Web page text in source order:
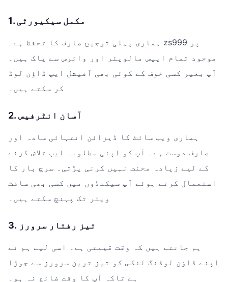
1. مکمل سیکیورٹی
ہماری پہلی ترجیح صارف کا تحفظ ہے۔ zs999 پر
موجود تمام ایپس مالویئر اور وائرس سے پاک ہیں۔
آپ بغیر کسی خوف کے کوئی بھی آفیشل ایپ ڈاؤن لوڈ
کر سکتے ہیں۔
2. آسان انٹرفیس
ہماری ویب سائٹ کا ڈیزائن انتہائی سادہ اور
صارف دوست ہے۔ آپ کو اپنی مطلوبہ ایپ تلاش کرنے
کے لیے زیادہ محنت نہیں کرنی پڑتی۔ سرچ بار کا
استعمال کرتے ہوئے آپ سیکنڈوں میں کسی بھی سافٹ
ویئر تک پہنچ سکتے ہیں۔
3. تیز رفتار سرورز
ہم جانتے ہیں کہ وقت قیمتی ہے۔ اسی لیے ہم نے
اپنے ڈاؤن لوڈنگ لنکس کو تیز ترین سرورز سے جوڑا
ہے تاکہ آپ کا وقت ضائع نہ ہو۔